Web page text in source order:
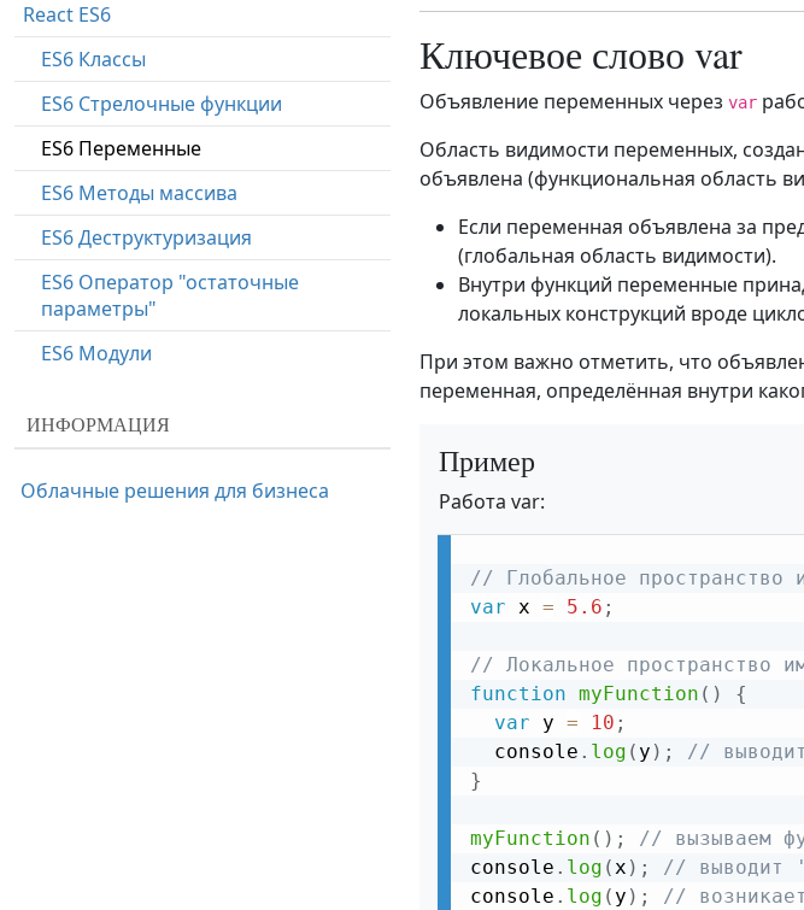
Ключевое слово var
Объявление переменных через var
Область видимости переменных,
объявлена (функциональная область
Если переменная объявлена за
(глобальная область видимости).
Внутри функций переменные
локальных конструкций вроде
При этом важно отметить, что
переменная, определённая внутри
Пример
Работа var:
// Глобальное пространство
var x = 5.6 ;
// Локальное пространство
function myFunction ( )
{
var y = 10 ;
  console
. log ( y ) ;
//
}
myFunction ( ) ;
// вызываем
console . log (x ) ;
// выводит
console . log ( y ) ; //
React ES6
ES6 Классы
ES6 Стрелочные функции
ES6 Переменные
ES6 Методы массива
ES6 Деструктуризация
ES6 Оператор "остаточные
параметры"
ES6 Модули
ES6 Шаблонные строки
React JSX
ИНФОРМАЦИЯ
Облачные решения для бизнеса